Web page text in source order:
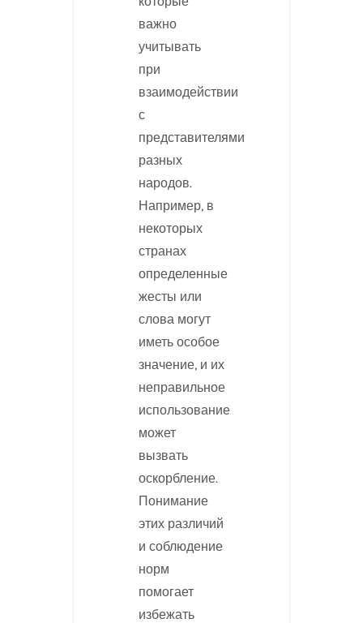
важно
учитывать
при
взаимодействии
с
представителями
разных
народов.
Например, в
некоторых
странах
определенные
жесты или
слова могут
иметь особое
значение, и их
неправильное
использование
может
вызвать
оскорбление.
Понимание
этих различий
и соблюдение
норм
помогает
избежать